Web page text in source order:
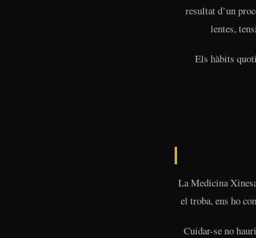
resultat d’un
lentes,
Els hàbits
La Medicina
el troba, ens ho
Cuidar-se no